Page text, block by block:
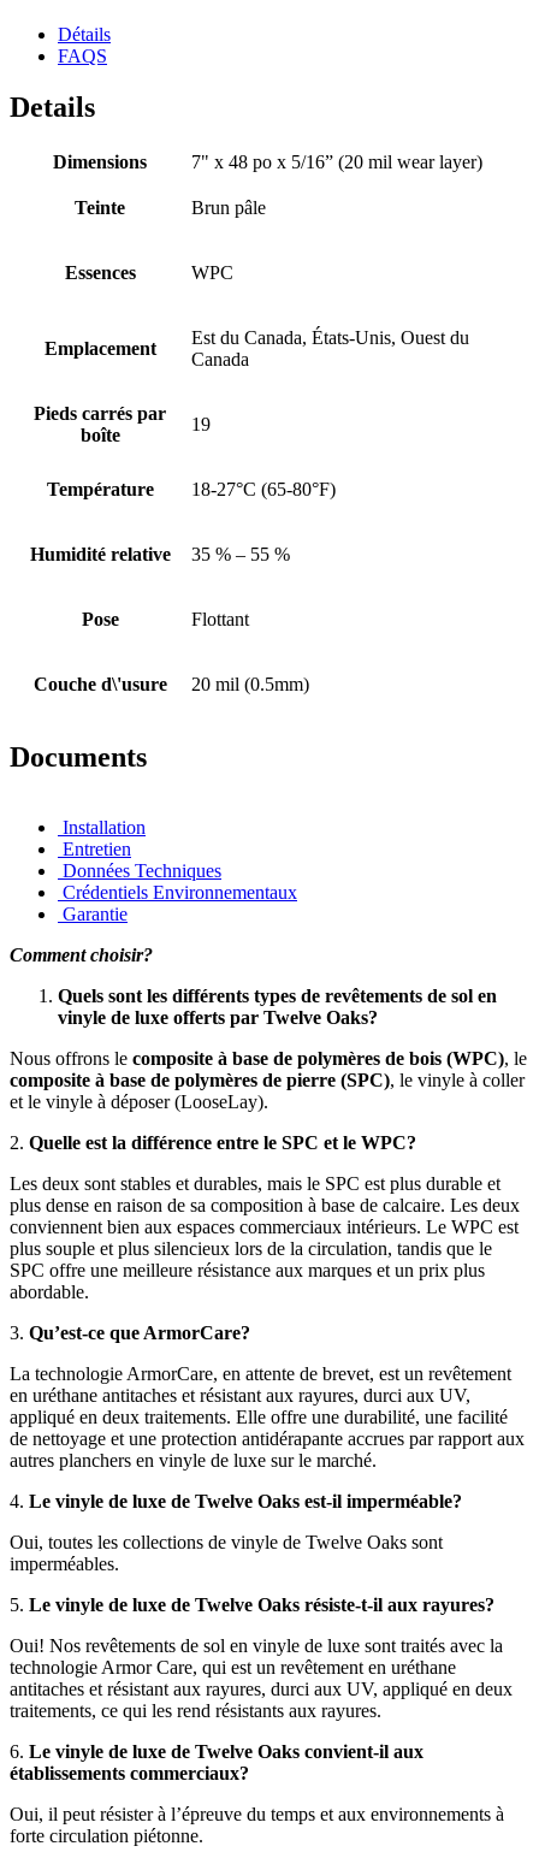
Détails
FAQS
Details
Dimensions 7" x 48 po x 5/16” (20 mil wear layer)
Teinte Brun pâle
Essences WPC
Emplacement
Est du Canada, États-Unis, Ouest du
Canada
Pieds carrés par
boîte
19
Température 18-27°C (65-80°F)
Humidité relative 35 % – 55 %
Pose Flottant
Couche d\'usure 20 mil (0.5mm)
Documents
Installation
Entretien
Données Techniques
Crédentiels Environnementaux
Garantie
Comment choisir?
Quels sont les différents types de revêtements de sol en
vinyle de luxe offerts par Twelve Oaks?
Nous offrons le composite à base de polymères de bois (WPC), le
composite à base de polymères de pierre (SPC), le vinyle à coller
et le vinyle à déposer (LooseLay).
2. Quelle est la différence entre le SPC et le WPC?
Les deux sont stables et durables, mais le SPC est plus durable et
plus dense en raison de sa composition à base de calcaire. Les deux
conviennent bien aux espaces commerciaux intérieurs. Le WPC est
plus souple et plus silencieux lors de la circulation, tandis que le
SPC offre une meilleure résistance aux marques et un prix plus
abordable.
3. Qu’est-ce que ArmorCare?
La technologie ArmorCare, en attente de brevet, est un revêtement
en uréthane antitaches et résistant aux rayures, durci aux UV,
appliqué en deux traitements. Elle offre une durabilité, une facilité
de nettoyage et une protection antidérapante accrues par rapport aux
autres planchers en vinyle de luxe sur le marché.
4. Le vinyle de luxe de Twelve Oaks est-il imperméable?
Oui, toutes les collections de vinyle de Twelve Oaks sont
imperméables.
5. Le vinyle de luxe de Twelve Oaks résiste-t-il aux rayures?
Oui! Nos revêtements de sol en vinyle de luxe sont traités avec la
technologie Armor Care, qui est un revêtement en uréthane
antitaches et résistant aux rayures, durci aux UV, appliqué en deux
traitements, ce qui les rend résistants aux rayures.
6. Le vinyle de luxe de Twelve Oaks convient-il aux
établissements commerciaux?
Oui, il peut résister à l’épreuve du temps et aux environnements à
forte circulation piétonne.